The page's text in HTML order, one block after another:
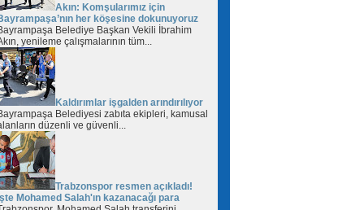
Akın: Komşularımız için
her köşesine dokunuyoruz
Belediye Başkan Vekili İbrahim
yenileme çalışmalarının tüm...
Kaldırımlar işgalden arındırılıyor
Belediyesi zabıta ekipleri, kamusal
düzenli ve güvenli...
Trabzonspor resmen açıkladı!
Mohamed Salah'ın kazanacağı para